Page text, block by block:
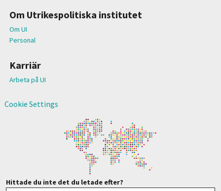
Om Utrikespolitiska institutet
Om UI
Personal
Karriär
Arbeta på UI
Cookie Settings
Hittade du inte det du letade efter?